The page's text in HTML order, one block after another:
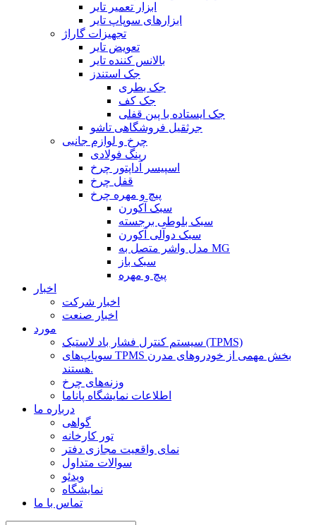
ابزار تعمیر تایر
ابزارهای سوپاپ تایر
تجهیزات گاراژ
تعویض تایر
بالانس کننده تایر
جک استندز
جک بطری
جک کف
جک ایستاده با پین قفلی
جرثقیل فروشگاهی تاشو
چرخ و لوازم جانبی
رینگ فولادی
اسپیسر آداپتور چرخ
قفل چرخ
پیچ و مهره چرخ
سبک آکورن
سبک بلوطی برجسته
سبک دوآلی آکورن
مدل واشر متصل به MG
سبک باز
پیچ و مهره
اخبار
اخبار شرکت
اخبار صنعت
مورد
سیستم کنترل فشار باد لاستیک (TPMS)
سوپاپ‌های TPMS بخش مهمی از خودروهای مدرن
هستند.
وزنه‌های چرخ
اطلاعات نمایشگاه پاناما
درباره ما
گواهی
تور کارخانه
نمای واقعیت مجازی دفتر
سوالات متداول
ویدئو
نمایشگاه
تماس با ما